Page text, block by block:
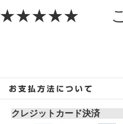
★★★★★ こ
クレジットカード決済